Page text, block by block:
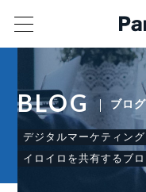
BLOG ブログ
デジタルマーケティン
イロイロを共有するブ